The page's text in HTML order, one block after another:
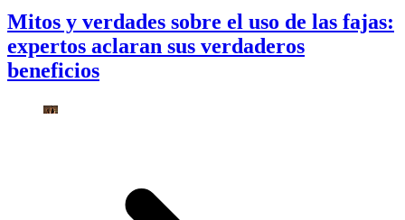
Mitos y verdades sobre el uso de las fajas:
expertos aclaran sus verdaderos
beneficios